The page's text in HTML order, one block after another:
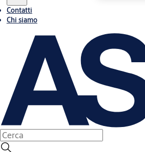
Contatti
Chi siamo